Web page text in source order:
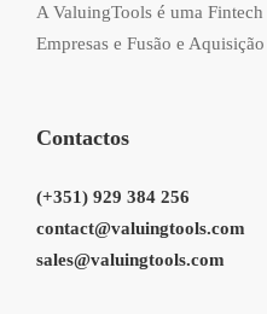
A ValuingTools é uma
Empresas e Fusão e
Contactos
(+351) 929 384 256
contact@valuingtools.com
sales@valuingtools.com